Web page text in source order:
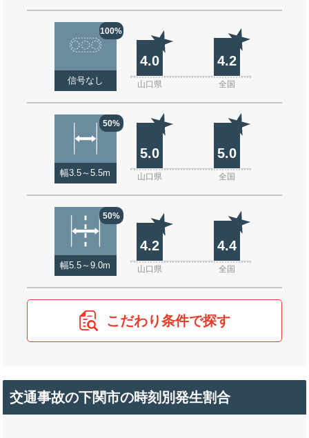
100%
信号なし
4.0 4.2
山口県 全国
50%
幅3.5～5.5m
5.0 5.0
山口県 全国
50%
幅5.5～9.0m
4.2 4.4
山口県 全国
こだわり条件で探す
交通事故の下関市の時刻別発生割合